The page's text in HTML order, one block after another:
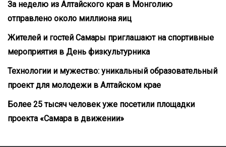
За неделю из Алтайского края в Монголию
отправлено около миллиона яиц
Жителей и гостей Самары приглашают на спортивные
мероприятия в День физкультурника
Технологии и мужество: уникальный образовательный
проект для молодежи в Алтайском крае
Более 25 тысяч человек уже посетили площадки
проекта «Самара в движении»